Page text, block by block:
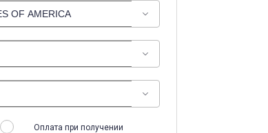
Оплата при получении